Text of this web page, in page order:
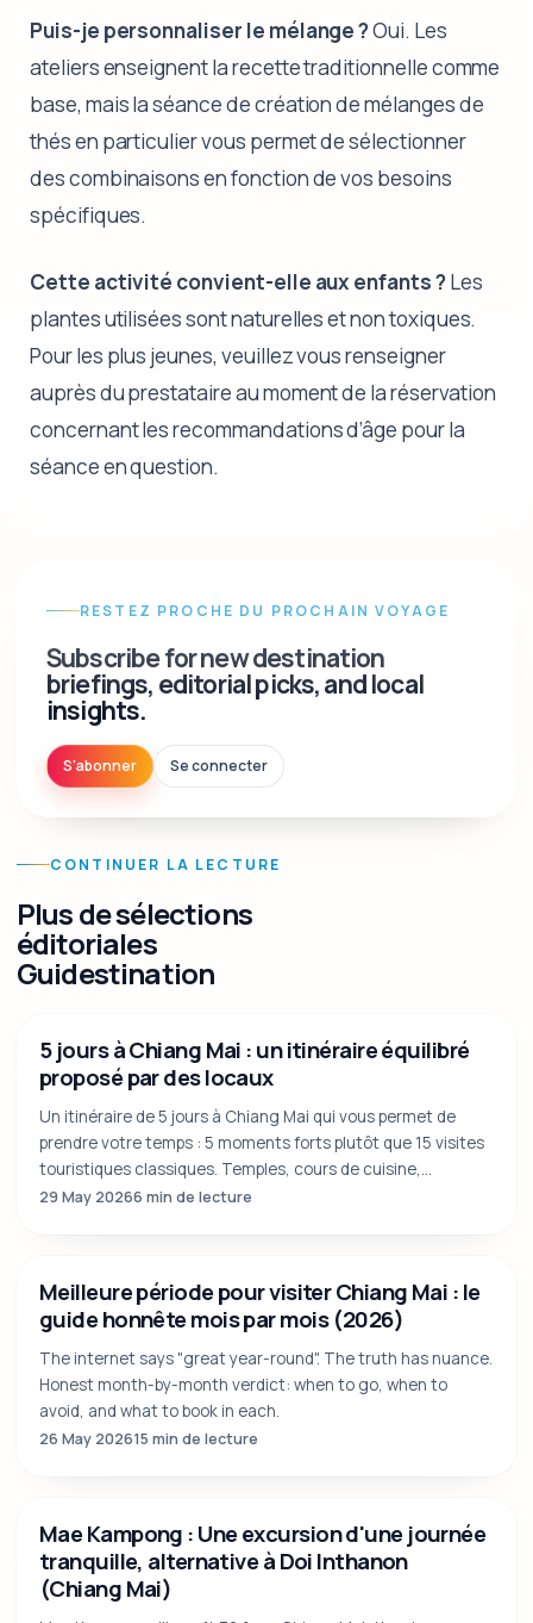
Puis-je personnaliser le mélange ?Oui. Les
ateliers enseignent la recette traditionnelle comme
base, mais la séance de création de mélanges de
thés en particulier vous permet de sélectionner
des combinaisons en fonction de vos besoins
spécifiques.
Cette activité convient-elle aux enfants ?Les
plantes utilisées sont naturelles et non toxiques.
Pour les plus jeunes, veuillez vous renseigner
auprès du prestataire au moment de la réservation
concernant les recommandations d’âge pour la
séance en question.
RESTEZ PROCHE DU PROCHAIN VOYAGE
Subscribe for new destination
briefings, editorial picks, and local
insights.
S'abonner Se connecter
CONTINUER LA LECTURE
Plus de sélections
éditoriales
Guidestination
5 jours à Chiang Mai : un itinéraire équilibré
proposé par des locaux
touristiques classiques. Temples, cours de cuisine,
éléphants éthiques, montagne.
29 May 20266 min de lecture